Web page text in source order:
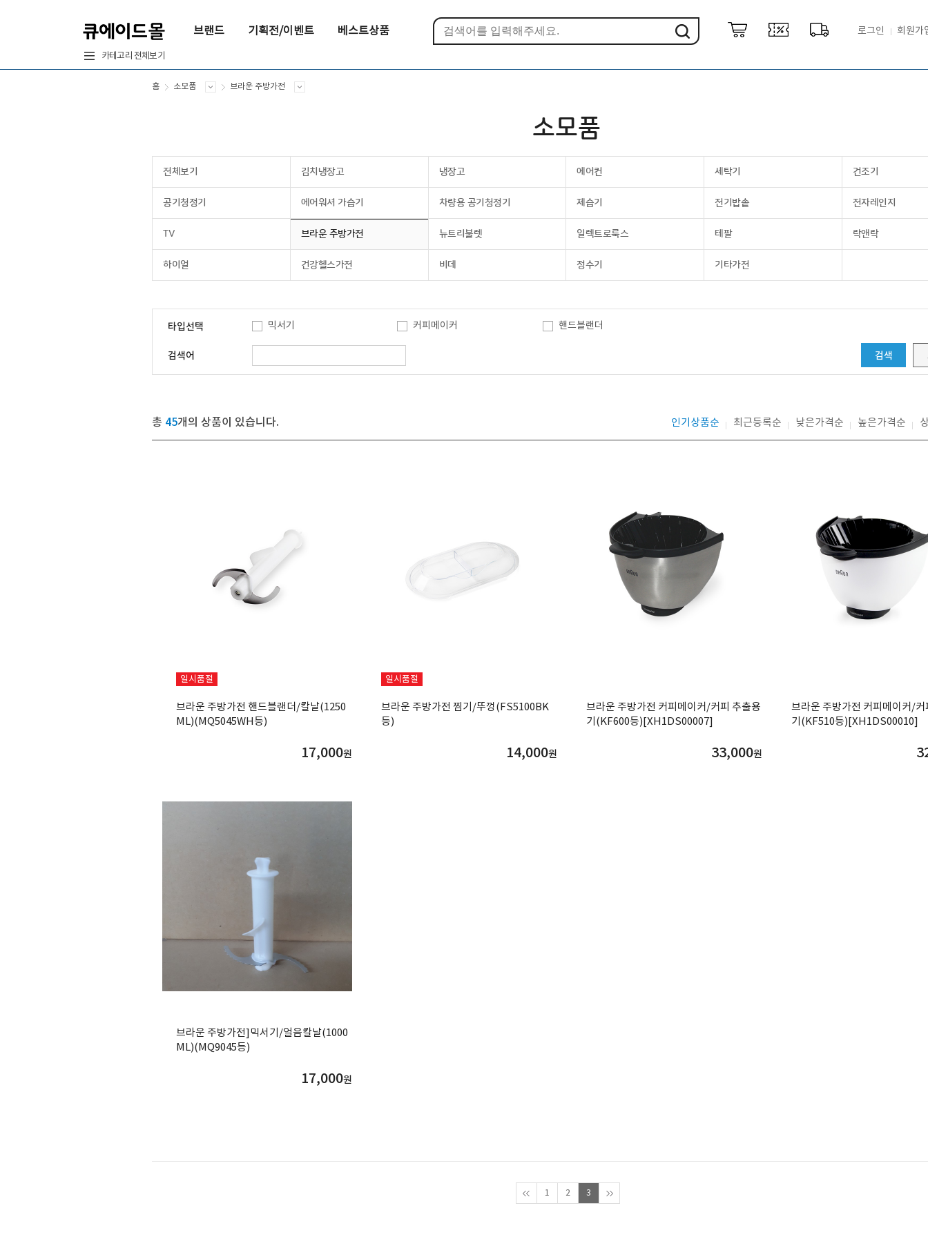
브랜드 기획전/이벤트 베스트상품 로그인 회원가
카테고리 전체보기
홈 소모품 브라운 주방가전
소모품
전체보기 김치냉장고 냉장고 에어컨 세탁기 건조기
공기청정기 에어워셔 가습기 차량용 공기청정기 제습기 전기밥솥 전자레인지
TV 브라운 주방가전 뉴트리불렛 일렉트로룩스 테팔 락앤락
하이얼 건강헬스가전 비데 정수기 기타가전
타입선택 믹서기 커피메이커 핸드블랜더
검색어 검색
총 45개의 상품이 있습니다. 인기상품순 최근등록순 낮은가격순 높은가격순
일시품절
브라운 주방가전 핸드블랜더/칼날(1250
ML)(MQ5045WH등)
17,000원
일시품절
브라운 주방가전 찜기/뚜껑(FS5100BK
등)
14,000원
브라운 주방가전 커피메이커/커피 추출용
기(KF600등)[XH1DS00007]
33,000원
브라운 주방가전 커피메이커/커
기(KF510등)[XH1DS00010]
브라운 주방가전]믹서기/얼음칼날(1000
ML)(MQ9045등)
17,000원
1 2 3